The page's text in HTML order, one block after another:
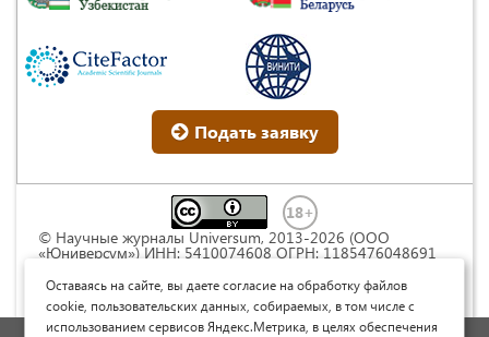
Подать заявку
© Научные журналы Universum, 2013-2026 (ООО
«Юниверсум») ИНН: 5410074608 ОГРН: 1185476048691
Commons « Attribution» («Атрибуция») 4.0
Непортированная
Оставаясь на сайте, вы даете согласие на обработку файлов
cookie, пользовательских данных, собираемых, в том числе с
использованием сервисов Яндекс.Метрика, в целях обеспечения